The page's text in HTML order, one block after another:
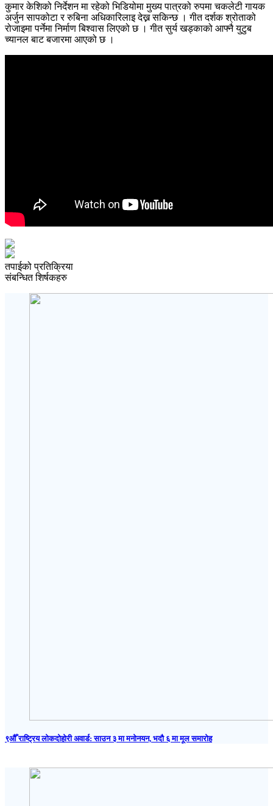
कुमार केशिको निर्देशन मा रहेको भिडियोमा मुख्य पात्रको रुपमा चकलेटी गायक
अर्जुन सापकोटा र रुबिना अधिकारिलाइ देख्न सकिन्छ । गीत दर्शक श्रोताको
रोजाइमा पर्नेमा निर्माण बिश्वास लिएको छ । गीत सुर्य खड्काको आफ्नै युटुब
च्यानल बाट बजारमा आएको छ ।
तपाईको प्रतिक्रिया
संबन्धित शिर्षकहरु
९औँ राष्ट्रिय लोकदोहोरी अवार्ड: साउन ३ मा मनोनयन, भदौ ६ मा मूल समारोह